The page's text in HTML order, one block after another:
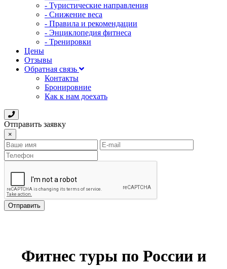
- Туристические направления
- Снижение веса
- Правила и рекомендации
- Энциклопедия фитнеса
- Тренировки
Цены
Отзывы
Обратная связь
Контакты
Бронировние
Как к нам доехать
Отправить заявку
×
Отправить
Фитнес туры по России и